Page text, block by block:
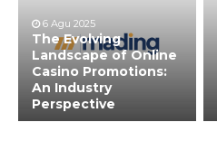
6 Agu 2025
The Evolving
Landscape of Online
Casino Promotions:
An Industry
Perspective